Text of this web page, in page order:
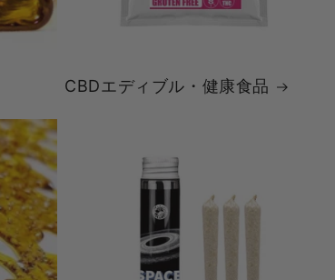
CBDエディブル・健康食品